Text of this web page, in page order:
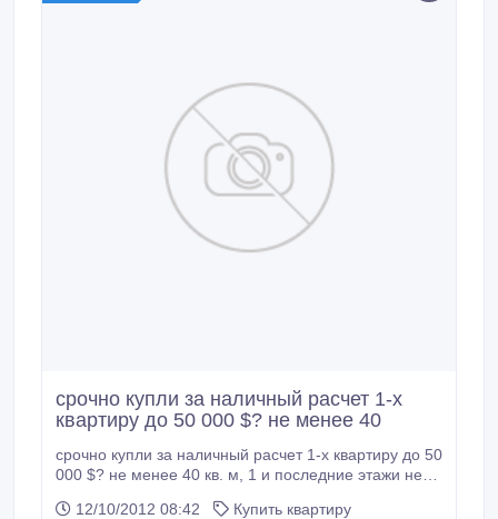
срочно купли за наличный расчет 1-х
квартиру до 50 000 $? не менее 40
срочно купли за наличный расчет 1-х квартиру до 50
000 $? не менее 40 кв. м, 1 и последние этажи не
12/10/2012 08:42
Купить квартиру